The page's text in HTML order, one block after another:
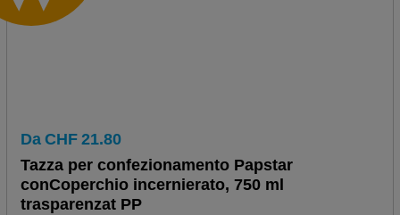
Da CHF 21.80
Tazza per confezionamento Papstar
conCoperchio incernierato, 750 ml
trasparenzat PP